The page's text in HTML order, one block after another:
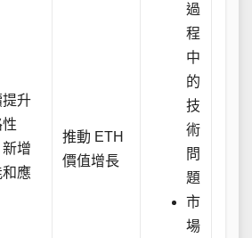
升
增
應
推動 ETH
價值增長
過
程
中
的
技
術
問
題
市
場